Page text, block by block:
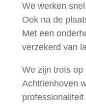
We werken
Ook na de
Met een
verzekerd van
We zijn trots op
Achttienhoven